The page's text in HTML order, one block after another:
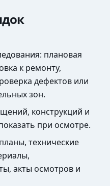
плановая
к ремонту,
дефектов или
зон.
конструкций и
при осмотре.
технические
акты осмотров и